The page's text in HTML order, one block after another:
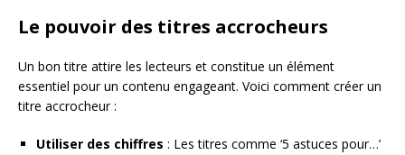
Le pouvoir des titres accrocheurs
Un bon titre attire les lecteurs et constitue un élément
essentiel pour un contenu engageant. Voici comment créer un
titre accrocheur :
Utiliser des chiffres : Les titres comme ‘5 astuces pour…’